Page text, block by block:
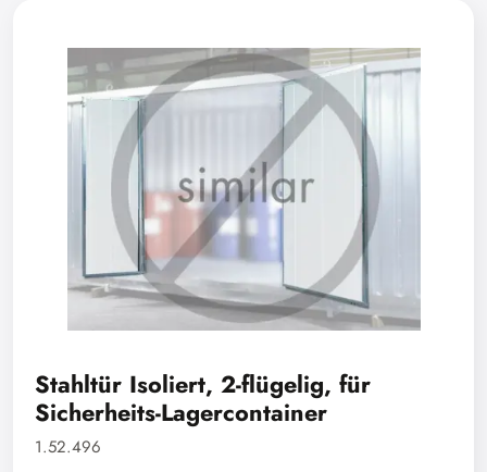
Stahltür Isoliert, 2-flügelig, für
Sicherheits-Lagercontainer
1.52.496